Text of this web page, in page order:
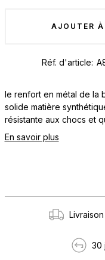
AJOUTER
Réf. d'article:
le renfort en métal de la
solide matière
résistante aux chocs et
En savoir plus
30